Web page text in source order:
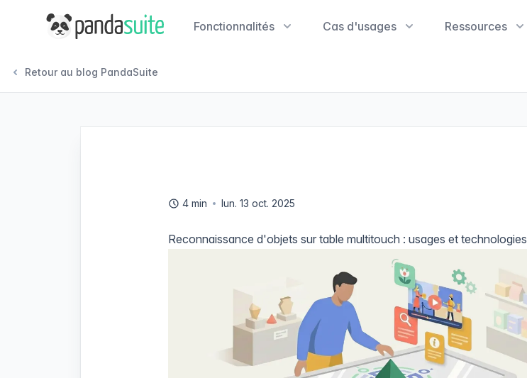
PandaSuite Fonctionnalités Cas d'usages Ressources
Retour au blog PandaSuite
4 min lun. 13 oct. 2025
Reconnaissance d'objets sur table multitouch : usages et technologies